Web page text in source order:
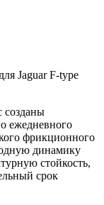
Jaguar F-type
созданы
ежедневного
фрикционного
динамику
стойкость,
срок